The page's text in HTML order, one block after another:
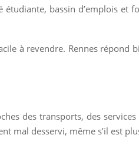
bassin d’emplois et
à revendre. Rennes répond
des transports, des services
mal desservi, même s’il est